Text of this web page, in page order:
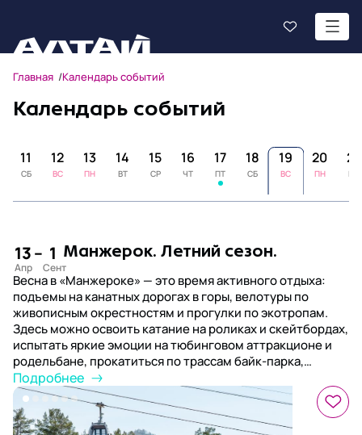
Главная Календарь событий
Календарь событий
11
СБ
12
ВС
13
ПН
14
ВТ
15
СР
16
ЧТ
17
ПТ
18
СБ
19
ВС
20
ПН
21
ВТ
13– 1 Манжерок. Летний сезон.
Весна в «Манжероке» — это время активного отдыха:
подъемы на канатных дорогах в горы, велотуры по
живописным окрестностям и прогулки по экотропам.
Здесь можно освоить катание на роликах и скейтбордах,
испытать яркие эмоции на тюбинговом аттракционе и
родельбане, прокатиться по трассам байк-парка,
попробовать полеты на парапланах и поездки на
квадроциклах, а также побывать на экскурсиях к самым
живописным уголкам региона и к цветущему
маральнику.
Подробнее